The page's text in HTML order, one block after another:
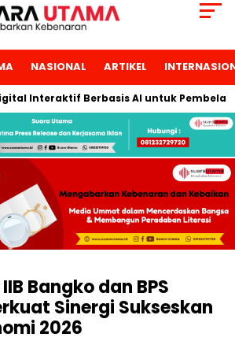
NASIONAL ARTIKEL
Berbasis AI untuk Pembelajaran
Bangko dan BPS
Sinergi Sukseskan
2026